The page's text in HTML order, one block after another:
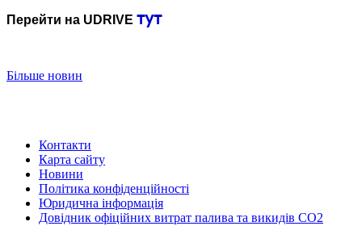
Перейти на UDRIVE тут
Більше новин
Контакти
Карта сайту
Новини
Політика конфіденційності
Юридична інформація
Довідник офіційних витрат палива та викидів СО2